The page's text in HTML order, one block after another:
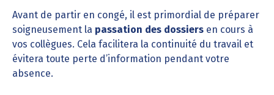
Avant de partir en congé, il est primordial de préparer
soigneusement la passation des dossiers en cours à
vos collègues. Cela facilitera la continuité du travail et
évitera toute perte d’information pendant votre
absence.